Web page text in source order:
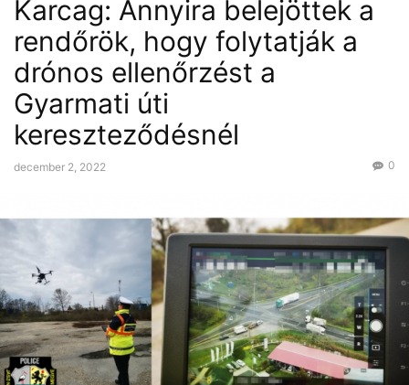
Karcag: Annyira belejöttek a
rendőrök, hogy folytatják a
drónos ellenőrzést a
Gyarmati úti
kereszteződésnél
december 2, 2022 0